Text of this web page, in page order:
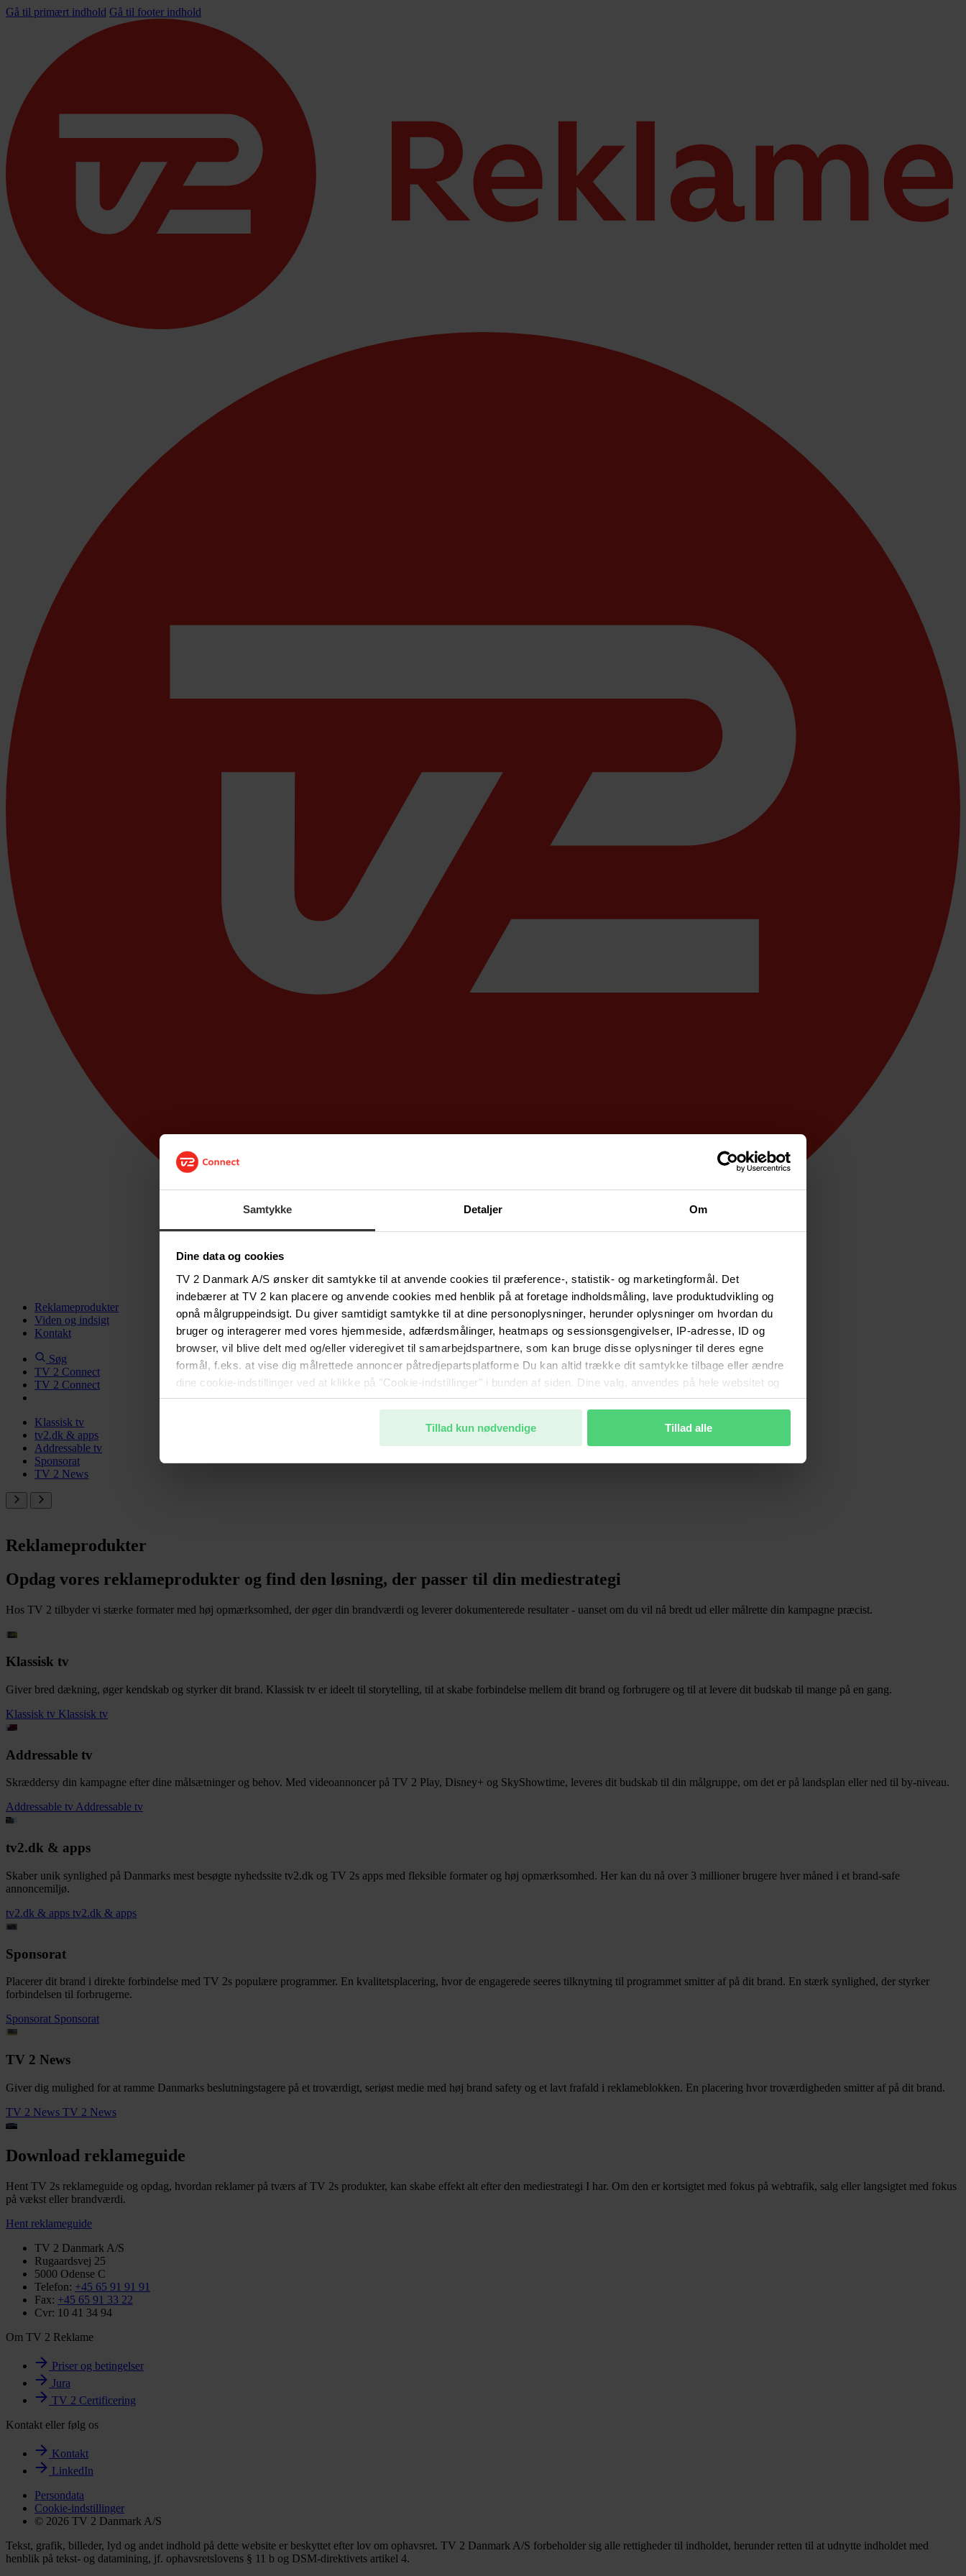
Samtykke Detaljer Om
Dine data og cookies
TV 2 Danmark A/S ønsker dit samtykke til at anvende cookies til præference-, statistik- og marketingformål. Det
indebærer at TV 2 kan placere og anvende cookies med henblik på at foretage indholdsmåling, lave produktudvikling og
opnå målgruppeindsigt. Du giver samtidigt samtykke til at dine personoplysninger, herunder oplysninger om hvordan du
bruger og interagerer med vores hjemmeside, adfærdsmålinger, heatmaps og sessionsgengivelser, IP-adresse, ID og
browser, vil blive delt med og/eller videregivet til samarbejdspartnere, som kan bruge disse oplysninger til deres egne
formål, f.eks. at vise dig målrettede annoncer påtredjepartsplatforme Du kan altid trække dit samtykke tilbage eller ændre
dine cookie-indstillinger ved at klikke på "Cookie-indstillinger" i bunden af siden. Dine valg, anvendes på hele websitet og
vil ikke påvirke browserdata. Du kan læse mere om behandlingen af dine oplysninger samt dine rettigheder
Tillad kun nødvendige
Tillad alle
Gå til primært indhold Gå til footer indhold
Reklameprodukter
Viden og indsigt
Kontakt
Søg
TV 2 Connect
TV 2 Connect
Klassisk tv
tv2.dk & apps
Addressable tv
Sponsorat
TV 2 News
Reklameprodukter
Opdag vores reklameprodukter og find den løsning, der passer til din mediestrategi
Hos TV 2 tilbyder vi stærke formater med høj opmærksomhed, der øger din brandværdi og leverer dokumenterede resultater - uanset om du vil nå bredt ud eller målrette din kampagne præcist.
Klassisk tv
Giver bred dækning, øger kendskab og styrker dit brand. Klassisk tv er ideelt til storytelling, til at skabe forbindelse mellem dit brand og forbrugere og til at levere dit budskab til mange på en gang.
Klassisk tv Klassisk tv
Addressable tv
Skræddersy din kampagne efter dine målsætninger og behov. Med videoannoncer på TV 2 Play, Disney+ og SkyShowtime, leveres dit budskab til din målgruppe, om det er på landsplan eller ned til by-niveau.
Addressable tvAddressable tv
tv2.dk & apps
Skaber unik synlighed på Danmarks mest besøgte nyhedssite tv2.dk og TV 2s apps med fleksible formater og høj opmærksomhed. Her kan du nå over 3 millioner brugere hver måned i et brand-safe
annoncemiljø.
tv2.dk & apps tv2.dk & apps
Sponsorat
Placerer dit brand i direkte forbindelse med TV 2s populære programmer. En kvalitetsplacering, hvor de engagerede seeres tilknytning til programmet smitter af på dit brand. En stærk synlighed, der styrker
forbindelsen til forbrugerne.
Sponsorat Sponsorat
TV 2 News
Giver dig mulighed for at ramme Danmarks beslutningstagere på et troværdigt, seriøst medie med høj brand safety og et lavt frafald i reklameblokken. En placering hvor troværdigheden smitter af på dit brand.
TV 2 News TV 2 News
Download reklameguide
Hent TV 2s reklameguide og opdag, hvordan reklamer på tværs af TV 2s produkter, kan skabe effekt alt efter den mediestrategi I har. Om den er kortsigtet med fokus på webtrafik, salg eller langsigtet med fokus
på vækst eller brandværdi.
Hent reklameguide
TV 2 Danmark A/S
Rugaardsvej 25
5000 Odense C
Telefon: +45 65 91 91 91
Fax: +45 65 91 33 22
Cvr: 10 41 34 94
Om TV 2 Reklame
Priser og betingelser
Jura
TV 2 Certificering
Kontakt eller følg os
Kontakt
LinkedIn
Persondata
Cookie-indstillinger
© 2026 TV 2 Danmark A/S
Tekst, grafik, billeder, lyd og andet indhold på dette website er beskyttet efter lov om ophavsret. TV 2 Danmark A/S forbeholder sig alle rettigheder til indholdet, herunder retten til at udnytte indholdet med
henblik på tekst- og datamining, jf. ophavsretslovens § 11 b og DSM-direktivets artikel 4.